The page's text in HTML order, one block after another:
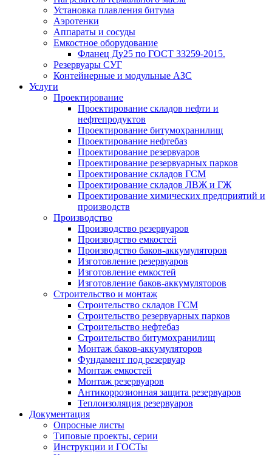
Установка плавления битума
Аэротенки
Аппараты и сосуды
Емкостное оборудование
Фланец Ду25 по ГОСТ 33259-2015.
Резервуары СУГ
Контейнерные и модульные АЗС
Услуги
Проектирование
Проектирование складов нефти и
нефтепродуктов
Проектирование битумохранилищ
Проектирование нефтебаз
Проектирование резервуаров
Проектирование резервуарных парков
Проектирование складов ГСМ
Проектирование складов ЛВЖ и ГЖ
Проектирование химических предприятий и
производств
Производство
Производство резервуаров
Производство емкостей
Производство баков-аккумуляторов
Изготовление резервуаров
Изготовление емкостей
Изготовление баков-аккумуляторов
Строительство и монтаж
Строительство складов ГСМ
Строительство резервуарных парков
Строительство нефтебаз
Строительство битумохранилищ
Монтаж баков-аккумуляторов
Фундамент под резервуар
Монтаж емкостей
Монтаж резервуаров
Антикоррозионная защита резервуаров
Теплоизоляция резервуаров
Документация
Опросные листы
Типовые проекты, серии
Инструкции и ГОСТы